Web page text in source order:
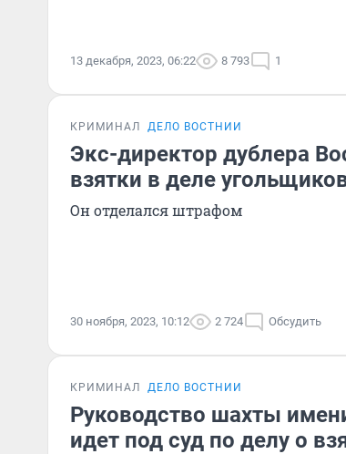
13 декабря, 2023, 06:22 8 793 1
КРИМИНАЛ ДЕЛО ВОСТНИИ
Экс-директор дублера
взятки в деле
Он отделался штрафом
30 ноября, 2023, 10:12 2 724 Обсудить
КРИМИНАЛ ДЕЛО ВОСТНИИ
Руководство шахты
идет под суд по делу о